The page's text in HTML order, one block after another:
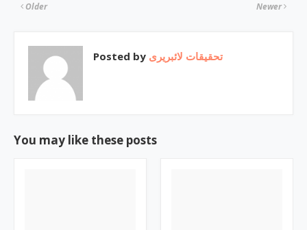
Newer
Older
Posted by تحقیقات لائبریری
You may like these posts